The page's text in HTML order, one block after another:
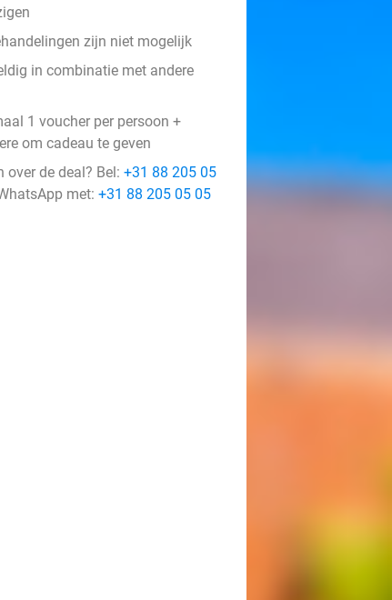
zijn niet mogelijk
in combinatie met andere
1 voucher per persoon +
om cadeau te geven
over de deal? Bel: +31 88 205 05
met: +31 88 205 05 05